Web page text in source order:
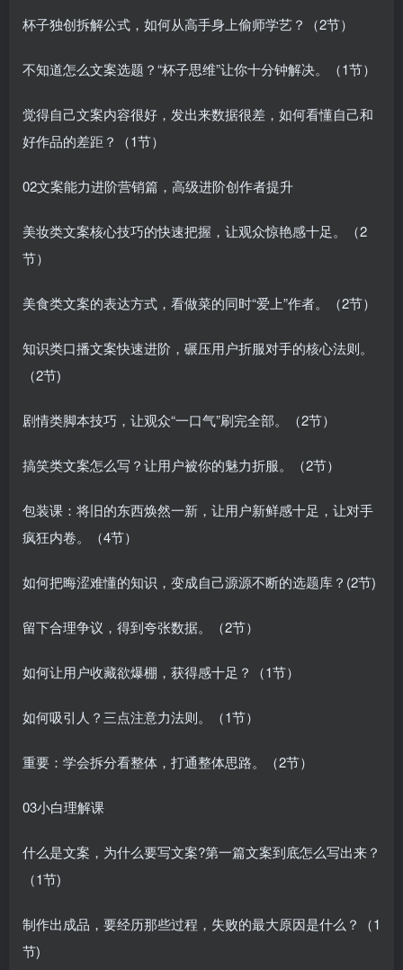
杯子独创拆解公式，如何从高手身上偷师学艺？（2节）
不知道怎么文案选题？“杯子思维”让你十分钟解决。（1节）
觉得自己文案内容很好，发出来数据很差，如何看懂自己和
好作品的差距？（1节）
02文案能力进阶营销篇，高级进阶创作者提升
美妆类文案核心技巧的快速把握，让观众惊艳感十足。（2
节）
美食类文案的表达方式，看做菜的同时“爱上”作者。（2节）
知识类口播文案快速进阶，碾压用户折服对手的核心法则。
（2节)
剧情类脚本技巧，让观众“一口气”刷完全部。（2节）
搞笑类文案怎么写？让用户被你的魅力折服。（2节）
包装课：将旧的东西焕然一新，让用户新鲜感十足，让对手
疯狂内卷。（4节）
如何把晦涩难懂的知识，变成自己源源不断的选题库？(2节)
留下合理争议，得到夸张数据。（2节）
如何让用户收藏欲爆棚，获得感十足？（1节）
如何吸引人？三点注意力法则。（1节）
重要：学会拆分看整体，打通整体思路。（2节）
03小白理解课
什么是文案，为什么要写文案?第一篇文案到底怎么写出来？
（1节)
制作出成品，要经历那些过程，失败的最大原因是什么？（1
节)